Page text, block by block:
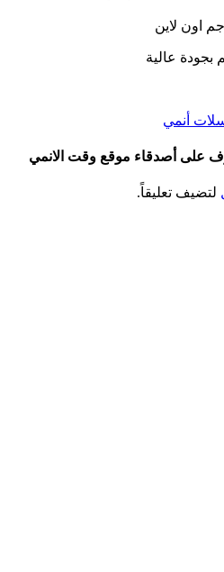
أنمي
على أصدقاء موقع وقت الانمي
لتضيف تعليقاً.